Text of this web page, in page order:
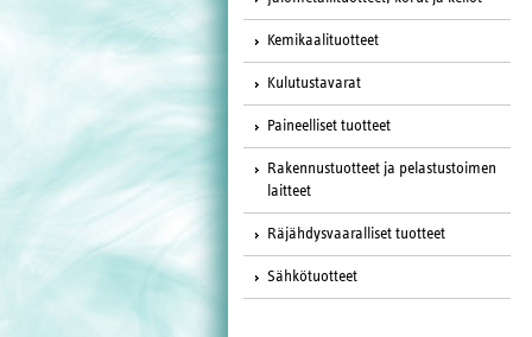
Kemikaalituotteet
Kulutustavarat
Paineelliset tuotteet
Rakennustuotteet ja pelastustoimen
laitteet
Räjähdysvaaralliset tuotteet
Sähkötuotteet